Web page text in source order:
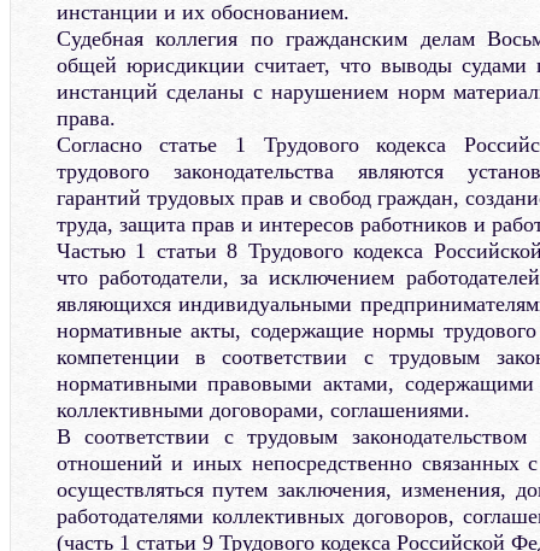
инстанции и их обоснованием.
Судебная коллегия по гражданским делам
общей юрисдикции считает, что выводы судами
инстанций сделаны с нарушением норм
права.
Согласно статье 1 Трудового кодекса
трудового законодательства являются
гарантий трудовых прав и свобод граждан,
труда, защита прав и интересов работников и
Частью 1 статьи 8 Трудового кодекса
что работодатели, за исключением
являющихся индивидуальными
нормативные акты, содержащие нормы
компетенции в соответствии с трудовым
нормативными правовыми актами,
коллективными договорами, соглашениями.
В соответствии с трудовым законодательством
отношений и иных непосредственно
осуществляться путем заключения, изменения,
работодателями коллективных договоров,
(часть 1 статьи 9 Трудового кодекса Российской